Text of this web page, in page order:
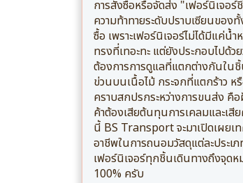
การสั่งซื้อหรือจัดส่ง "เฟอร์นิเจอ
ความท้าทายระดับปราบเซียนของ
ซื้อ เพราะเฟอร์นิเจอร์ไม่ได้มีแค่น้
ทรงที่เทอะทะ แต่ยังประกอบไปด้ว
ต้องการการดูแลที่แตกต่างกันใน
ข่วนบนเนื้อไม้ กระจกที่แตกร้าว ห
คราบสกปรกระหว่างการขนส่ง คื
ค้าต้องเสียต้นทุนการเคลมและเสี
นี้ BS Transport จะมาเปิดเผยเ
อาชีพในการถนอมวัสดุแต่ละประเภ
เฟอร์นิเจอร์ทุกชิ้นเดินทางถึงจุด
100% ครับ